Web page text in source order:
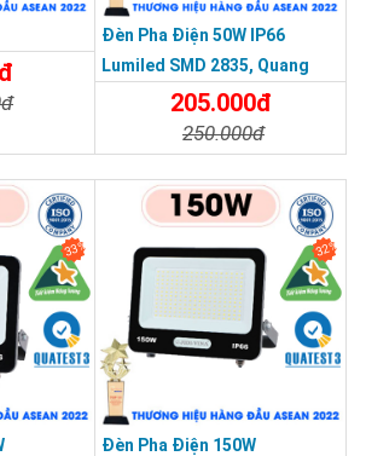
HIỆU HÀNG ĐẦU ASEAN 2022
Đèn Pha Điện 50W IP66
Lumiled SMD 2835, Quang
Thông 120lm/W
205.000đ
250.000đ
33% 32%
Đèn Pha Điện 150W